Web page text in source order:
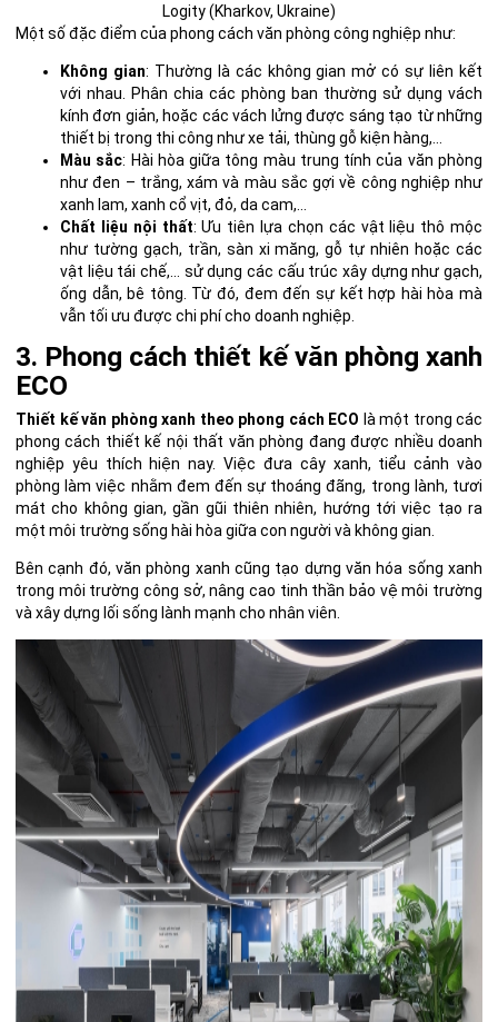
Logity (Kharkov, Ukraine)
Một số đặc điểm của phong cách văn phòng công nghiệp như:
Không gian: Thường là các không gian mở có sự liên kết
với nhau. Phân chia các phòng ban thường sử dụng vách
kính đơn giản, hoặc các vách lửng được sáng tạo từ những
thiết bị trong thi công như xe tải, thùng gỗ kiện hàng,…
Màu sắc: Hài hòa giữa tông màu trung tính của văn phòng
như đen – trắng, xám và màu sắc gợi về công nghiệp như
xanh lam, xanh cổ vịt, đỏ, da cam,…
Chất liệu nội thất: Ưu tiên lựa chọn các vật liệu thô mộc
như tường gạch, trần, sàn xi măng, gỗ tự nhiên hoặc các
vật liệu tái chế,… sử dụng các cấu trúc xây dựng như gạch,
ống dẫn, bê tông. Từ đó, đem đến sự kết hợp hài hòa mà
vẫn tối ưu được chi phí cho doanh nghiệp.
3. Phong cách thiết kế văn phòng xanh
ECO
Thiết kế văn phòng xanh theo phong cách ECO là một trong các
phong cách thiết kế nội thất văn phòng đang được nhiều doanh
nghiệp yêu thích hiện nay. Việc đưa cây xanh, tiểu cảnh vào
phòng làm việc nhằm đem đến sự thoáng đãng, trong lành, tươi
mát cho không gian, gần gũi thiên nhiên, hướng tới việc tạo ra
một môi trường sống hài hòa giữa con người và không gian.
Bên cạnh đó, văn phòng xanh cũng tạo dựng văn hóa sống xanh
trong môi trường công sở, nâng cao tinh thần bảo vệ môi trường
và xây dựng lối sống lành mạnh cho nhân viên.